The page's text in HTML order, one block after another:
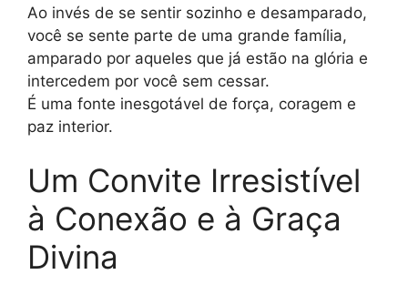
Ao invés de se sentir sozinho e desamparado,
você se sente parte de uma grande família,
amparado por aqueles que já estão na glória e
intercedem por você sem cessar.
É uma fonte inesgotável de força, coragem e
paz interior.
Um Convite Irresistível
à Conexão e à Graça
Divina